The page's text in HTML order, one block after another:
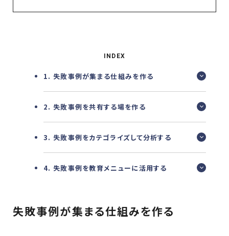
INDEX
1. 失敗事例が集まる仕組みを作る
2. 失敗事例を共有する場を作る
3. 失敗事例をカテゴライズして分析する
4. 失敗事例を教育メニューに活用する
失敗事例が集まる仕組みを作る